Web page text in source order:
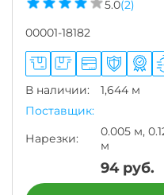
5.0(2)
00001-18182
В наличии:
1,644 м
Поставщик:
Нарезки:
0.005 м,
м
94руб.